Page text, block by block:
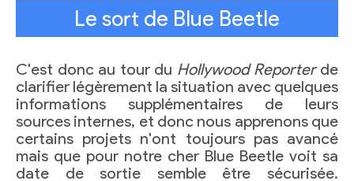
Le sort de Blue Beetle
C'est donc au tour du Hollywood Reporterde
clarifier légèrement la situation avec quelques
informations supplémentaires de leurs
sources internes, et donc nous apprenons que
certains projets n'ont toujours pas avancé
mais que pour notre cher Blue Beetle voit sa
date de sortie semble être sécurisée.